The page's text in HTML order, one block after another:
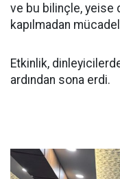
ve bu bilinçle, yeise
kapılmadan
Etkinlik,
ardından sona erdi.